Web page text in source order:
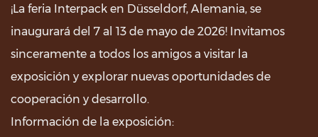
¡La feria Interpack en Düsseldorf, Alemania, se
inaugurará del 7 al 13 de mayo de 2026! Invitamos
sinceramente a todos los amigos a visitar la
exposición y explorar nuevas oportunidades de
cooperación y desarrollo.
Información de la exposición: